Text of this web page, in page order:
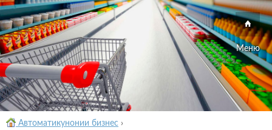
Меню
Автоматикунонии бизнес ›